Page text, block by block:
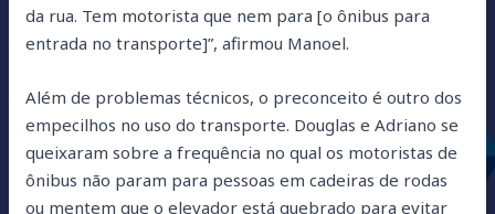
da rua. Tem motorista que nem para [o ônibus para
entrada no transporte]”, afirmou Manoel.
Além de problemas técnicos, o preconceito é outro dos
empecilhos no uso do transporte. Douglas e Adriano se
queixaram sobre a frequência no qual os motoristas de
ônibus não param para pessoas em cadeiras de rodas
ou mentem que o elevador está quebrado para evitar